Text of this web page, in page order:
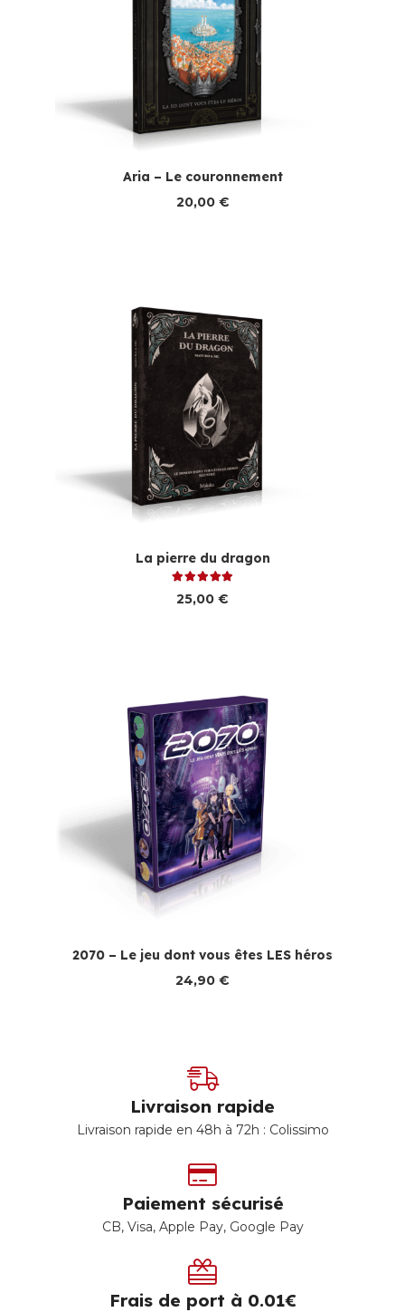
Aria – Le couronnement
20,00 €
La pierre du dragon
25,00 €
2070 – Le jeu dont vous êtes LES héros
24,90 €
Livraison rapide
Livraison rapide en 48h à 72h : Colissimo
Paiement sécurisé
CB, Visa, Apple Pay, Google Pay
Frais de port à 0.01€